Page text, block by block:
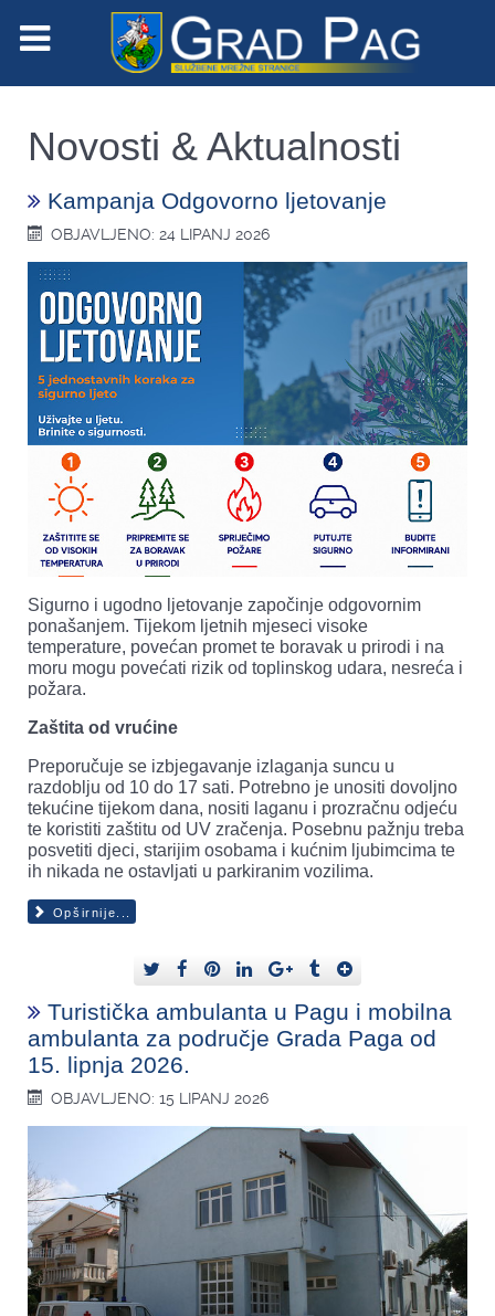
Novosti & Aktualnosti
Kampanja Odgovorno ljetovanje
OBJAVLJENO: 24 LIPANJ 2026
Sigurno i ugodno ljetovanje započinje odgovornim
ponašanjem. Tijekom ljetnih mjeseci visoke
temperature, povećan promet te boravak u prirodi i na
moru mogu povećati rizik od toplinskog udara, nesreća i
požara.
Zaštita od vrućine
Preporučuje se izbjegavanje izlaganja suncu u
razdoblju od 10 do 17 sati. Potrebno je unositi dovoljno
tekućine tijekom dana, nositi laganu i prozračnu odjeću
te koristiti zaštitu od UV zračenja. Posebnu pažnju treba
posvetiti djeci, starijim osobama i kućnim ljubimcima te
ih nikada ne ostavljati u parkiranim vozilima.
Opširnije...
Turistička ambulanta u Pagu i mobilna
ambulanta za područje Grada Paga od
15. lipnja 2026.
OBJAVLJENO: 15 LIPANJ 2026